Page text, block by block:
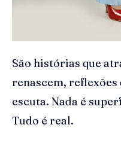
São histórias que
renascem, reflexões
escuta. Nada é
Tudo é real.